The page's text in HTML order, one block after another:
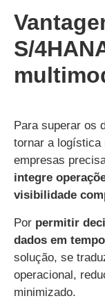
S/
Para superar os
tornar a logística
empresas
integre
visibilidade
Por permitir
dados em
solução, se
operacional,
minimizado.